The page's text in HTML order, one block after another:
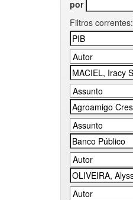
por
Filtros correntes: